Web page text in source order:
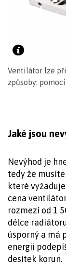
Ventilátor lze
způsoby:
Jaké jsou
Nevýhod je
tedy že
které
cena
rozmezí od 1
délce
úsporný a má
energii
desítek korun.